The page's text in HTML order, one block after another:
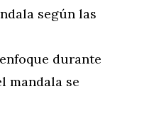
según las
durante
mandala se